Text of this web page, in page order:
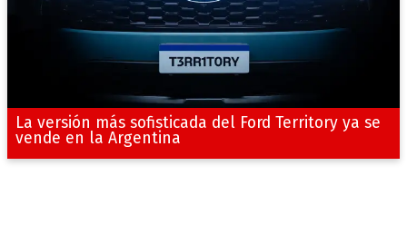
La versión más sofisticada del Ford Territory ya se
vende en la Argentina